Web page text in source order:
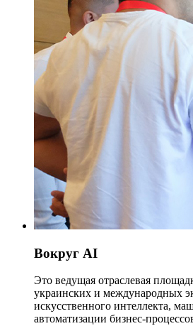
Вокруг AI
Это ведущая отраслевая
украинских и международных
искусственного интеллекта,
автоматизации бизнес-